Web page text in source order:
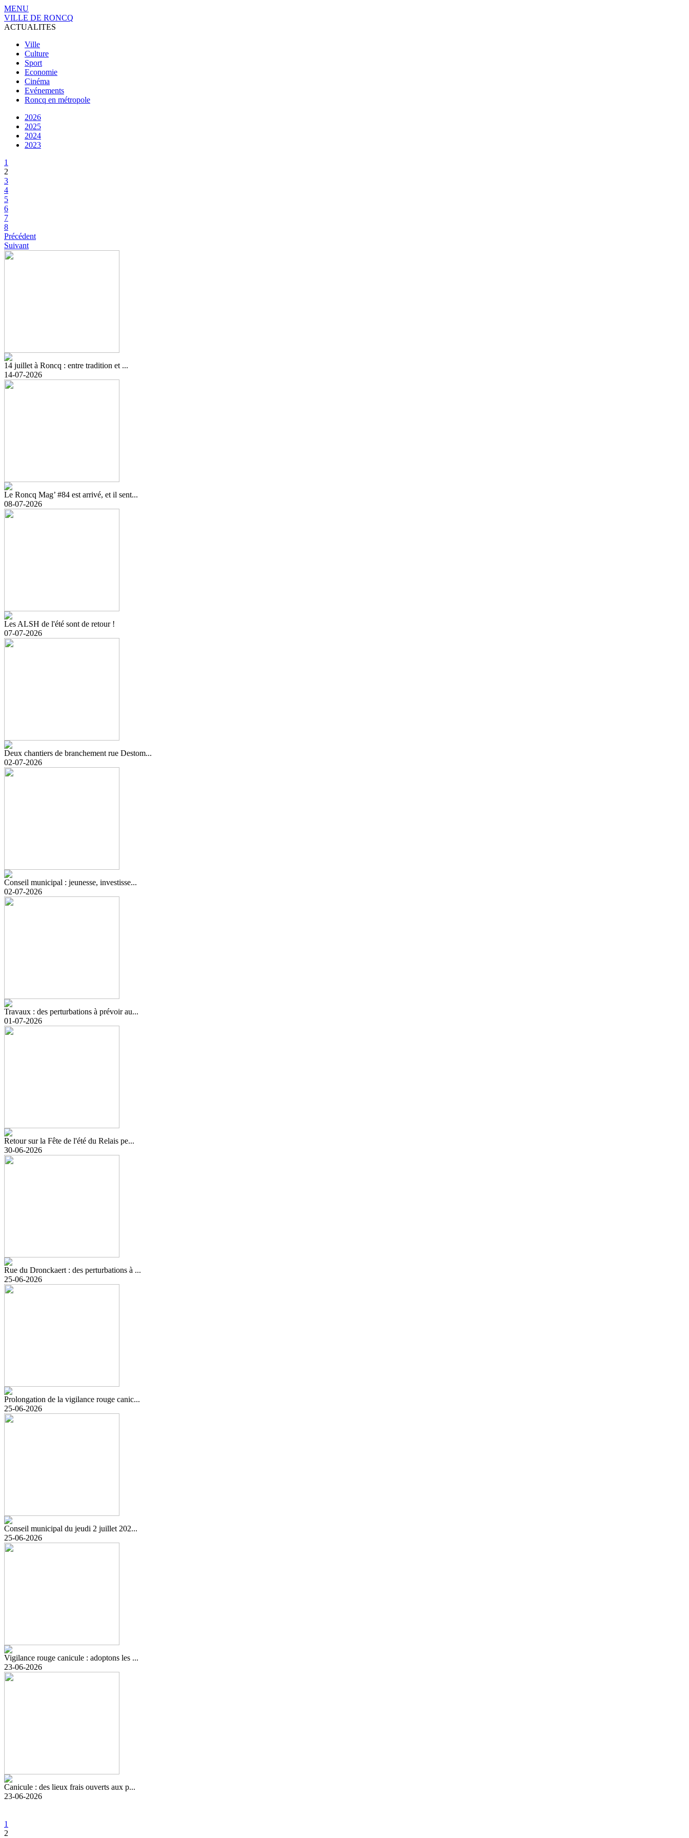
MENU
VILLE DE RONCQ
ACTUALITES
Ville
Culture
Sport
Economie
Cinéma
Evénements
Roncq en métropole
2026
2025
2024
2023
1
2
3
4
5
6
7
8
Précédent
Suivant
14 juillet à Roncq : entre tradition et ...
14-07-2026
Le Roncq Mag’ #84 est arrivé, et il sent...
08-07-2026
Les ALSH de l'été sont de retour !
07-07-2026
Deux chantiers de branchement rue Destom...
02-07-2026
Conseil municipal : jeunesse, investisse...
02-07-2026
Travaux : des perturbations à prévoir au...
01-07-2026
Retour sur la Fête de l'été du Relais pe...
30-06-2026
Rue du Dronckaert : des perturbations à ...
25-06-2026
Prolongation de la vigilance rouge canic...
25-06-2026
Conseil municipal du jeudi 2 juillet 202...
25-06-2026
Vigilance rouge canicule : adoptons les ...
23-06-2026
Canicule : des lieux frais ouverts aux p...
23-06-2026
1
2